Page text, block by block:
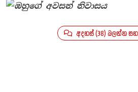
අදහස් (38) බලන්න